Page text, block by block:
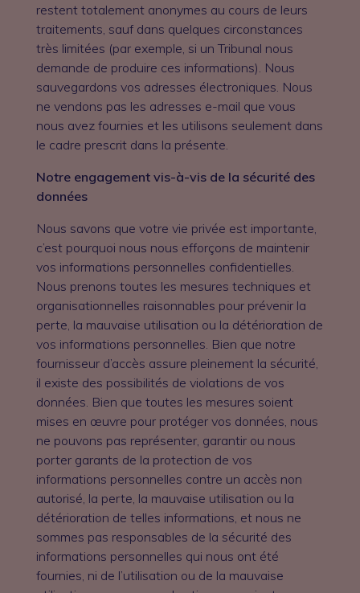
restent totalement anonymes au cours de leurs
traitements, sauf dans quelques circonstances
très limitées (par exemple, si un Tribunal nous
demande de produire ces informations). Nous
sauvegardons vos adresses électroniques. Nous
ne vendons pas les adresses e-mail que vous
nous avez fournies et les utilisons seulement dans
le cadre prescrit dans la présente.
Notre engagement vis-à-vis de la sécurité des
données
Nous savons que votre vie privée est importante,
c’est pourquoi nous nous efforçons de maintenir
vos informations personnelles confidentielles.
Nous prenons toutes les mesures techniques et
organisationnelles raisonnables pour prévenir la
perte, la mauvaise utilisation ou la détérioration de
vos informations personnelles. Bien que notre
fournisseur d’accès assure pleinement la sécurité,
il existe des possibilités de violations de vos
données. Bien que toutes les mesures soient
mises en œuvre pour protéger vos données, nous
ne pouvons pas représenter, garantir ou nous
porter garants de la protection de vos
informations personnelles contre un accès non
autorisé, la perte, la mauvaise utilisation ou la
détérioration de telles informations, et nous ne
sommes pas responsables de la sécurité des
informations personnelles qui nous ont été
fournies, ni de l’utilisation ou de la mauvaise